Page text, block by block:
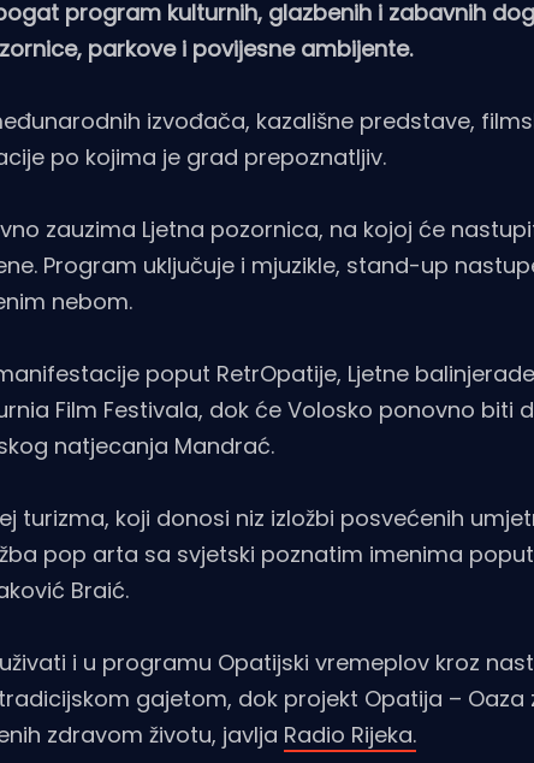
program kulturnih, glazbenih i zabavnih
parkove i povijesne ambijente.
izvođača, kazališne predstave,
po kojima je grad prepoznatljiv.
zauzima Ljetna pozornica, na kojoj će
Program uključuje i mjuzikle, stand-up
nebom.
poput RetrOpatije, Ljetne
Film Festivala, dok će Volosko ponovno biti
natjecanja Mandrać.
turizma, koji donosi niz izložbi posvećenih
pop arta sa svjetski poznatim imenima
Braić.
i u programu Opatijski vremeplov kroz
gajetom, dok projekt Opatija – Oaza
zdravom životu, javlja Radio Rijeka.